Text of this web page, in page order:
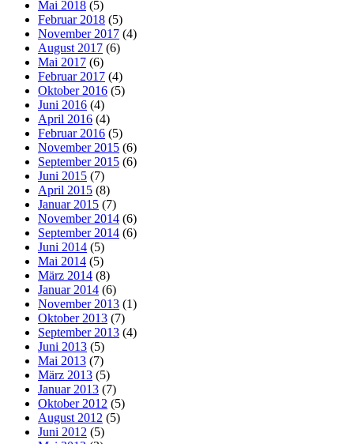
Mai 2018 (5)
Februar 2018 (5)
November 2017 (4)
August 2017 (6)
Mai 2017 (6)
Februar 2017 (4)
Oktober 2016 (5)
Juni 2016 (4)
April 2016 (4)
Februar 2016 (5)
November 2015 (6)
September 2015 (6)
Juni 2015 (7)
April 2015 (8)
Januar 2015 (7)
November 2014 (6)
September 2014 (6)
Juni 2014 (5)
Mai 2014 (5)
März 2014 (8)
Januar 2014 (6)
November 2013 (1)
Oktober 2013 (7)
September 2013 (4)
Juni 2013 (5)
Mai 2013 (7)
März 2013 (5)
Januar 2013 (7)
Oktober 2012 (5)
August 2012 (5)
Juni 2012 (5)